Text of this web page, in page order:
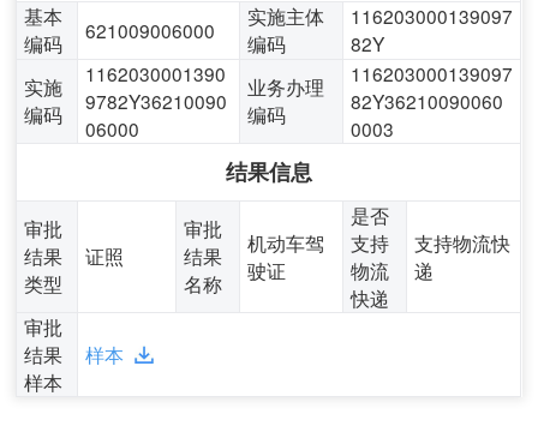
基本
编码
621009006000
实施主体
编码
116203000139097
82Y
实施
编码
1162030001390
9782Y36210090
06000
业务办理
编码
116203000139097
82Y36210090060
0003
结果信息
审批
结果
类型
证照
审批
结果
名称
机动车驾
驶证
是否
支持
物流
快递
支持物流快
递
审批
结果
样本
样本